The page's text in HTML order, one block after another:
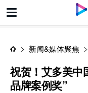
新闻&媒体聚焦
祝贺！艾多美中
品牌案例奖”